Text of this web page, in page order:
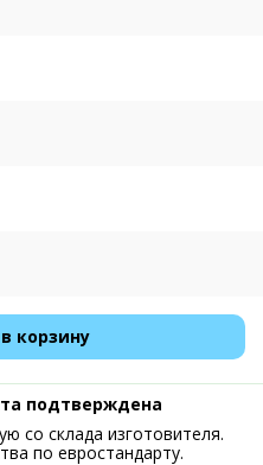
корзину
подтверждена
со склада изготовителя.
по евростандарту.